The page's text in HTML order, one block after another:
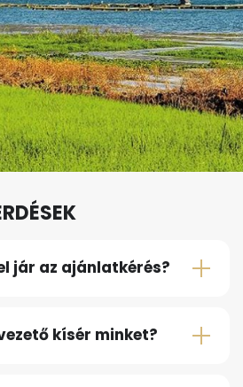
jár az ajánlatkérés?
kísér minket?